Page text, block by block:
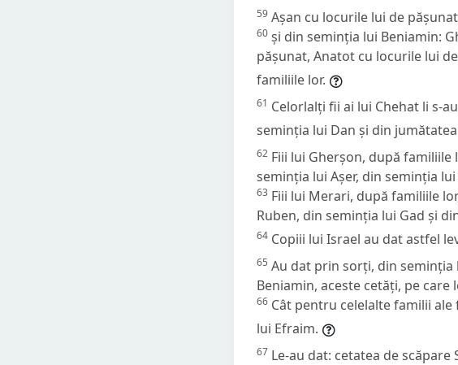
59 Așan cu locurile lui de
60 și din seminția lui Beniamin:
pășunat, Anatot cu locurile lui
familiile lor.
61 Celorlalți fii ai lui Chehat li s-
seminția lui Dan și din
62 Fiii lui Gherșon, după
seminția lui Așer, din seminția
63 Fiii lui Merari, după familiile
Ruben, din seminția lui Gad și
64 Copiii lui Israel au dat astfel
65 Au dat prin sorți, din
Beniamin, aceste cetăți, pe care
66 Cât pentru celelalte familii
lui Efraim.
67 Le-au dat: cetatea de